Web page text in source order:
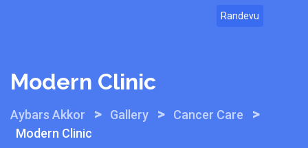
Randevu
Modern Clinic
Aybars Akkor > Gallery > Cancer Care >
Modern Clinic